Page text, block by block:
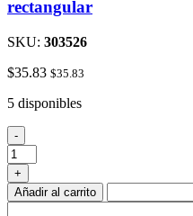
rectangular
SKU: 303526
$35.83 $35.83
5 disponibles
17X20
hueso
de
plÌÁstico
Lavabo
-
+
Añadir al carrito